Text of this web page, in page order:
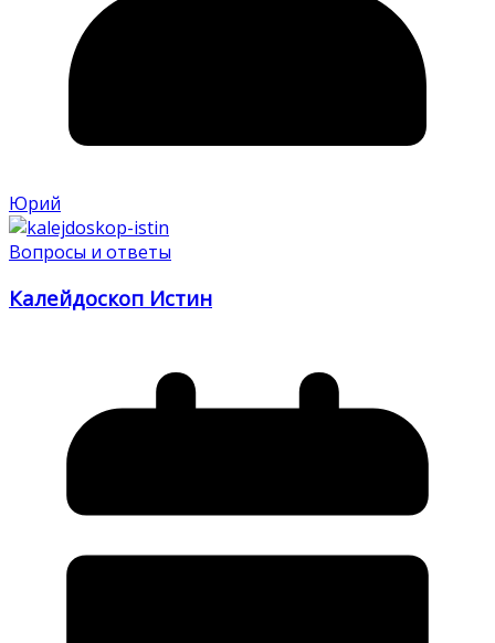
Юрий
Вопросы и ответы
Калейдоскоп Истин